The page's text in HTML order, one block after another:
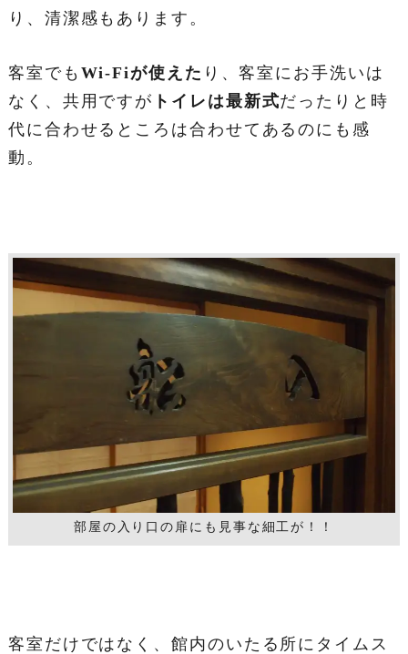
り、清潔感もあります。
客室でも Wi-Fiが使えた り、客室にお手洗いは
なく、共用ですが トイレは最新式だったりと時
代に合わせるところは合わせてあるのにも感
動。
部屋の入り口の扉にも見事な細工が！！
客室だけではなく、館内のいたる所にタイムス